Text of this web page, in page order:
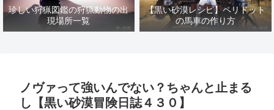
珍しい狩猟図鑑の狩猟動物の出
現場所一覧
【黒い砂漠レシピ】ペリドット
の馬車の作り方
ノヴァって強いんでない？ちゃんと止まる
し【黒い砂漠冒険日誌４３０】